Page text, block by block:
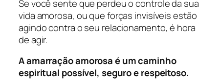
Se você sente que perdeu o controle da sua
vida amorosa, ou que forças invisíveis estão
agindo contra o seu relacionamento, é hora
de agir.
A amarração amorosa é um caminho
espiritual possível, seguro e respeitoso.